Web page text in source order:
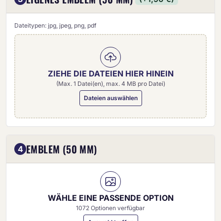
Dateitypen: jpg, jpeg, png, pdf
ZIEHE DIE DATEIEN HIER HINEIN
(Max. 1 Datei(en), max. 4 MB pro Datei)
Dateien auswählen
4 EMBLEM (50 MM)
WÄHLE EINE PASSENDE OPTION
1072 Optionen verfügbar